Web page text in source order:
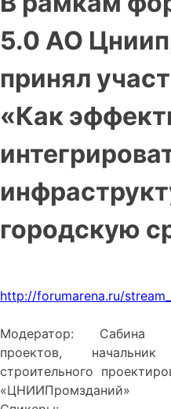
5.0 АО
принял
«Как
городскую
http://forumarena.ru/
Модератор: Сабина
проектов,
строительного
«ЦНИИПромзданий»